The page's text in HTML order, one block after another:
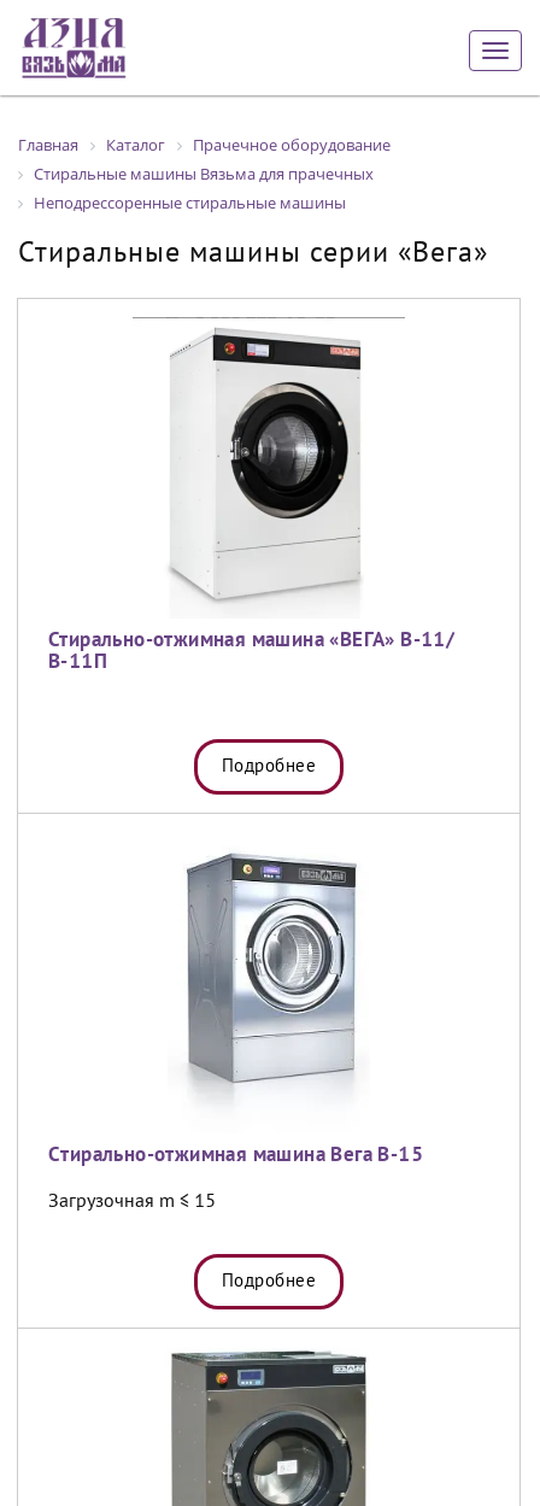
Главная Каталог
Прачечное оборудование
Стиральные машины Вязьма для прачечных
Неподрессоренные стиральные машины
Стиральные машины серии «Вега»
Стирально-отжимная машина «ВЕГА» В-11/
В-11П
Подробнее
Cтирально-отжимная машина Вега В-15
Загрузочная m ≤ 15
Подробнее